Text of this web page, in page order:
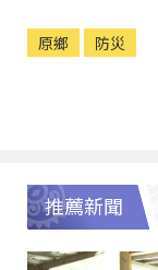
原鄉 防災
推薦新聞